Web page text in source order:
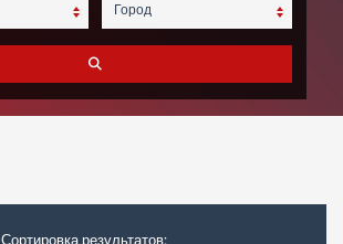
Город
Сортировка результатов: